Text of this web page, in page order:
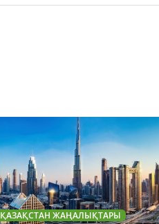
ҚАЗАҚСТАН ЖАҢАЛЫҚТАРЫ